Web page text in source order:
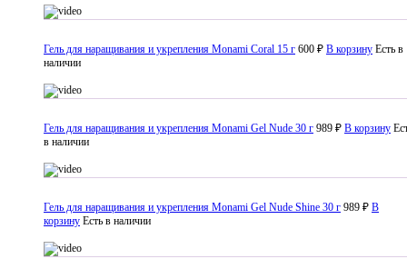
Гель для наращивания и укрепления Monami Coral 15 г 600 ₽ В корзину Есть в
наличии
Гель для наращивания и укрепления Monami Gel Nude 30 г 989 ₽ В корзину
в наличии
Гель для наращивания и укрепления Monami Gel Nude Shine 30 г 989 ₽ В
корзину Есть в наличии